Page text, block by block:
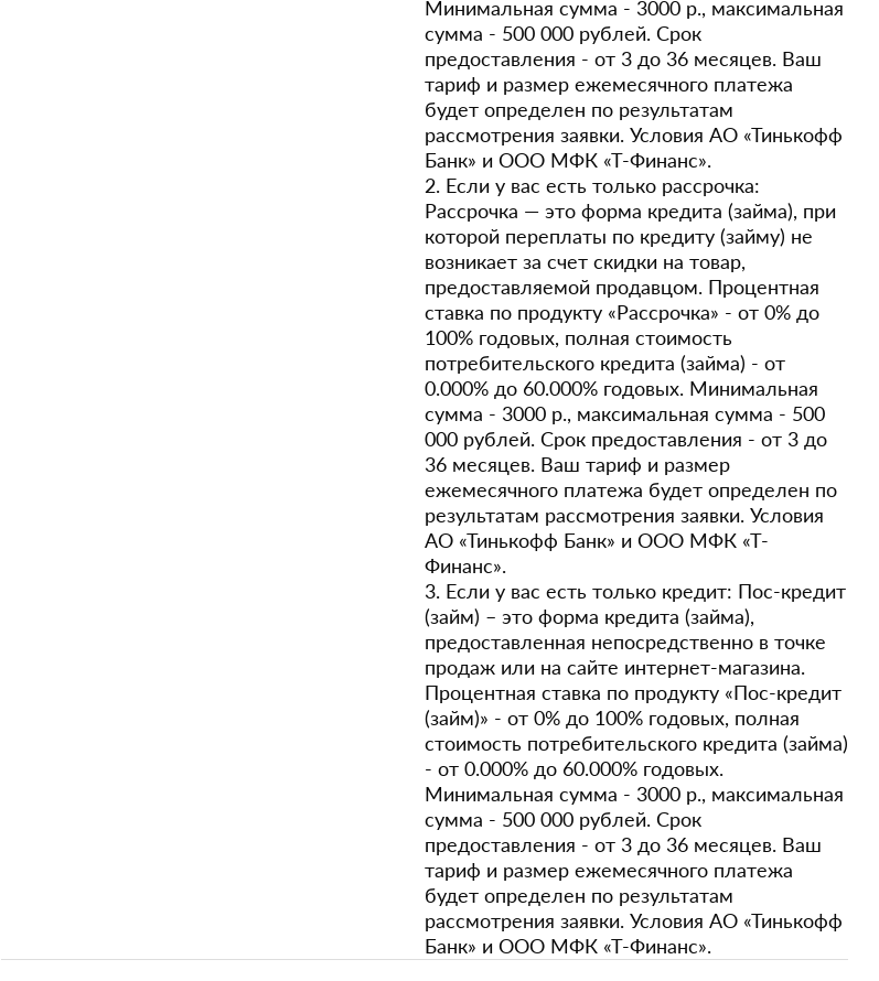
Минимальная сумма - 3000 р., максимальная
сумма - 500 000 рублей. Срок
предоставления - от 3 до 36 месяцев. Ваш
тариф и размер ежемесячного платежа
будет определен по результатам
рассмотрения заявки. Условия АО «Тинькофф
Банк» и ООО МФК «Т-Финанс».
2. Если у вас есть только рассрочка:
Рассрочка — это форма кредита (займа), при
которой переплаты по кредиту (займу) не
возникает за счет скидки на товар,
предоставляемой продавцом. Процентная
ставка по продукту «Рассрочка» - от 0% до
100% годовых, полная стоимость
потребительского кредита (займа) - от
0.000% до 60.000% годовых. Минимальная
сумма - 3000 р., максимальная сумма - 500
000 рублей. Срок предоставления - от 3 до
36 месяцев. Ваш тариф и размер
ежемесячного платежа будет определен по
результатам рассмотрения заявки. Условия
АО «Тинькофф Банк» и ООО МФК «Т-
Финанс».
3. Если у вас есть только кредит: Пос-кредит
(займ) – это форма кредита (займа),
предоставленная непосредственно в точке
продаж или на сайте интернет-магазина.
Процентная ставка по продукту «Пос-кредит
(займ)» - от 0% до 100% годовых, полная
стоимость потребительского кредита (займа)
- от 0.000% до 60.000% годовых.
Минимальная сумма - 3000 р., максимальная
сумма - 500 000 рублей. Срок
предоставления - от 3 до 36 месяцев. Ваш
тариф и размер ежемесячного платежа
будет определен по результатам
рассмотрения заявки. Условия АО «Тинькофф
Банк» и ООО МФК «Т-Финанс».